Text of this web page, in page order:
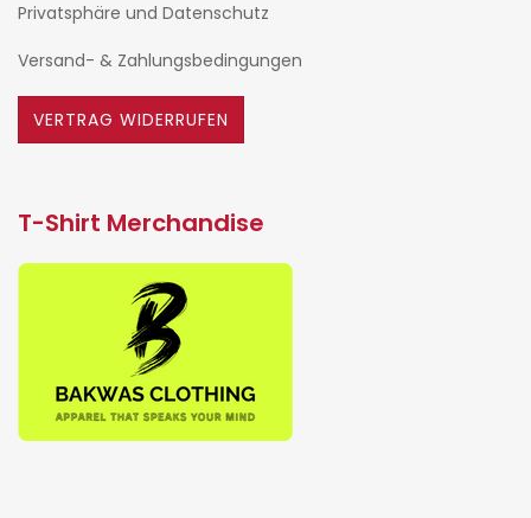
Privatsphäre und Datenschutz
Versand- & Zahlungsbedingungen
VERTRAG WIDERRUFEN
T-Shirt Merchandise